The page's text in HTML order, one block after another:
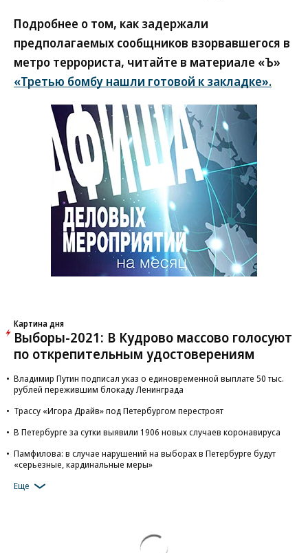
Подробнее о том, как задержали
предполагаемых сообщников взорвавшегося в
метро террориста, читайте в материале «Ъ»
«Третью бомбу нашли готовой к закладке».
Картина дня
Выборы-2021: В Кудрово массово голосуют
по открепительным удостоверениям
Владимир Путин подписал указ о единовременной выплате 50 тыс.
рублей пережившим блокаду Ленинграда
Трассу «Игора Драйв» под Петербургом перестроят
В Петербурге за сутки выявили 1906 новых случаев коронавируса
Памфилова: в случае нарушений на выборах в Петербурге будут
«серьезные, кардинальные меры»
Еще